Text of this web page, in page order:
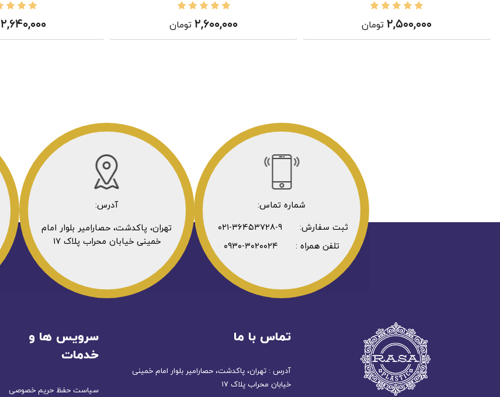
۲,۶۴۰,۰۰۰ ۲,۶۰۰,۰۰۰ تومان ۲,۵۰۰,۰۰۰ تومان
شماره تماس:
ثبت سفارش: ۹-۳۶۴۵۳۷۲۸-۰۲۱
تلفن همراه : ۳۰۲۰۰۲۴-۰۹۳۰
آدرس:
تهران، پاکدشت، حصارامیر بلوار امام
خمینی خیابان محراب پلاک ۱۷
تماس با ما
آدرس : تهران، پاکدشت، حصارامیر بلوار امام خمینی
خیابان محراب پلاک ۱۷
سرویس ها و
خدمات
سیاست حفظ حریم خصوصی